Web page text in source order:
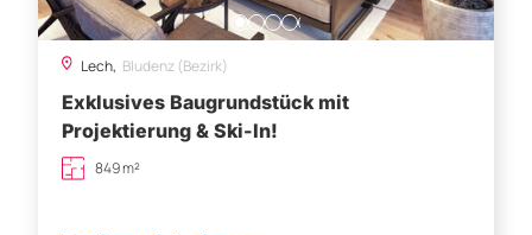
Lech, Bludenz (Bezirk)
Exklusives Baugrundstück mit
849 m²